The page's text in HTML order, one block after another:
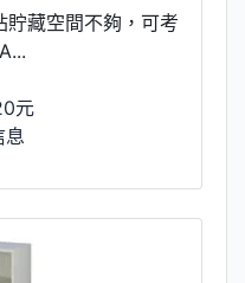
藏空間不夠，可考
元
息